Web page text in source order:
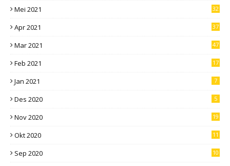
Mei 2021 32
Apr 2021 37
Mar 2021 47
Feb 2021 17
Jan 2021 7
Des 2020 5
Nov 2020 19
Okt 2020 11
Sep 2020 10